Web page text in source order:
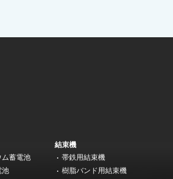
ム蓄電池
池
結束機
帯鉄用結束機
樹脂バンド用結束機